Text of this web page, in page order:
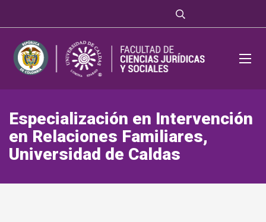
Especialización en Intervención
en Relaciones Familiares,
Universidad de Caldas